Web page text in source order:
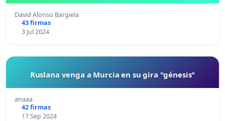
David Alonso Bargiela
43 firmas
3 Jul 2024
Ruslana venga a Murcia en su gira "génesis"
anaaa
42 firmas
17 Sep 2024